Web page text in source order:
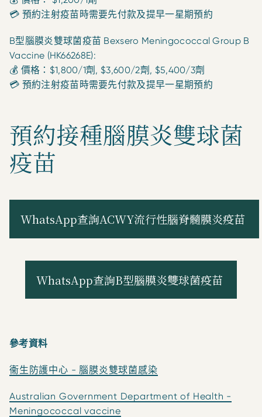
💳 預約注射疫苗時需要先付款及提早一星期預約
B型腦膜炎雙球菌疫苗 Bexsero Meningococcal Group B
Vaccine (HK66268E):
💰 價格：$1,800/1劑, $3,600/2劑, $5,400/3劑
💳 預約注射疫苗時需要先付款及提早一星期預約
預約接種腦膜炎雙球菌
疫苗
參考資料
衞生防護中心 - 腦膜炎雙球菌感染
Australian Government Department of Health -
Meningococcal vaccine